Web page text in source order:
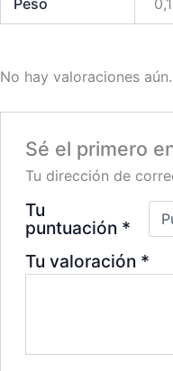
Peso
No hay valoraciones aún.
Sé el primero
Tu dirección de
Tu
puntuación *
Tu valoración *